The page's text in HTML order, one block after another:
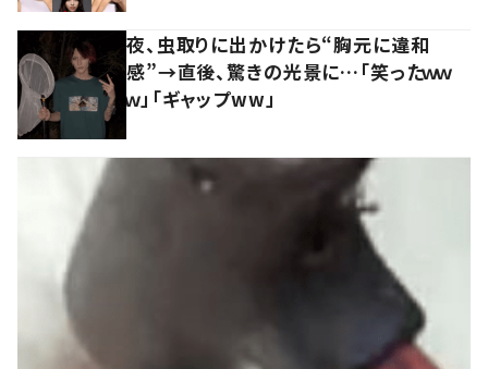
夜、虫取りに出かけたら“胸元に違和
感”→直後、驚きの光景に…「笑ったｗｗ
ｗ」「ギャップww」